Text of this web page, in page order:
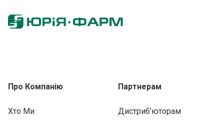
Про Компанію
Хто Ми
Партнерам
Дистриб’юторам